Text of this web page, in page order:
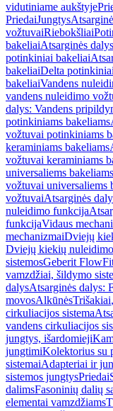
vidutiniame aukštyje
PriedaiJungtys
vožtuvaiRiebokšliai
bakeliaiAtsarginės
potinkiniai bakeliai
bakeliaiDelta
bakeliaiVandens
vandens nuleidimo
dalys: Vandens
potinkiniams bakeliams
vožtuvai potinkiniams
keraminiams bakeliams
vožtuvai keraminiams
universaliems bakeliams
vožtuvai universaliems
vožtuvaiAtsarginės
nuleidimo funkcija
funkcijaVidaus
mechanizmaiDviejų
Dviejų kiekių
sistemosGeberit
vamzdžiai, šildymo
dalysAtsarginės dalys:
movosAlkūnėsTrišakiai
cirkuliacijos sistema
vandens cirkuliacijos
jungtys, išardomieji
jungtimiKolektorius su
sistemaiAdapteriai ir
sistemos jungtysPriedai
dalimsFasoninių dalių
elementai vamzdžiams